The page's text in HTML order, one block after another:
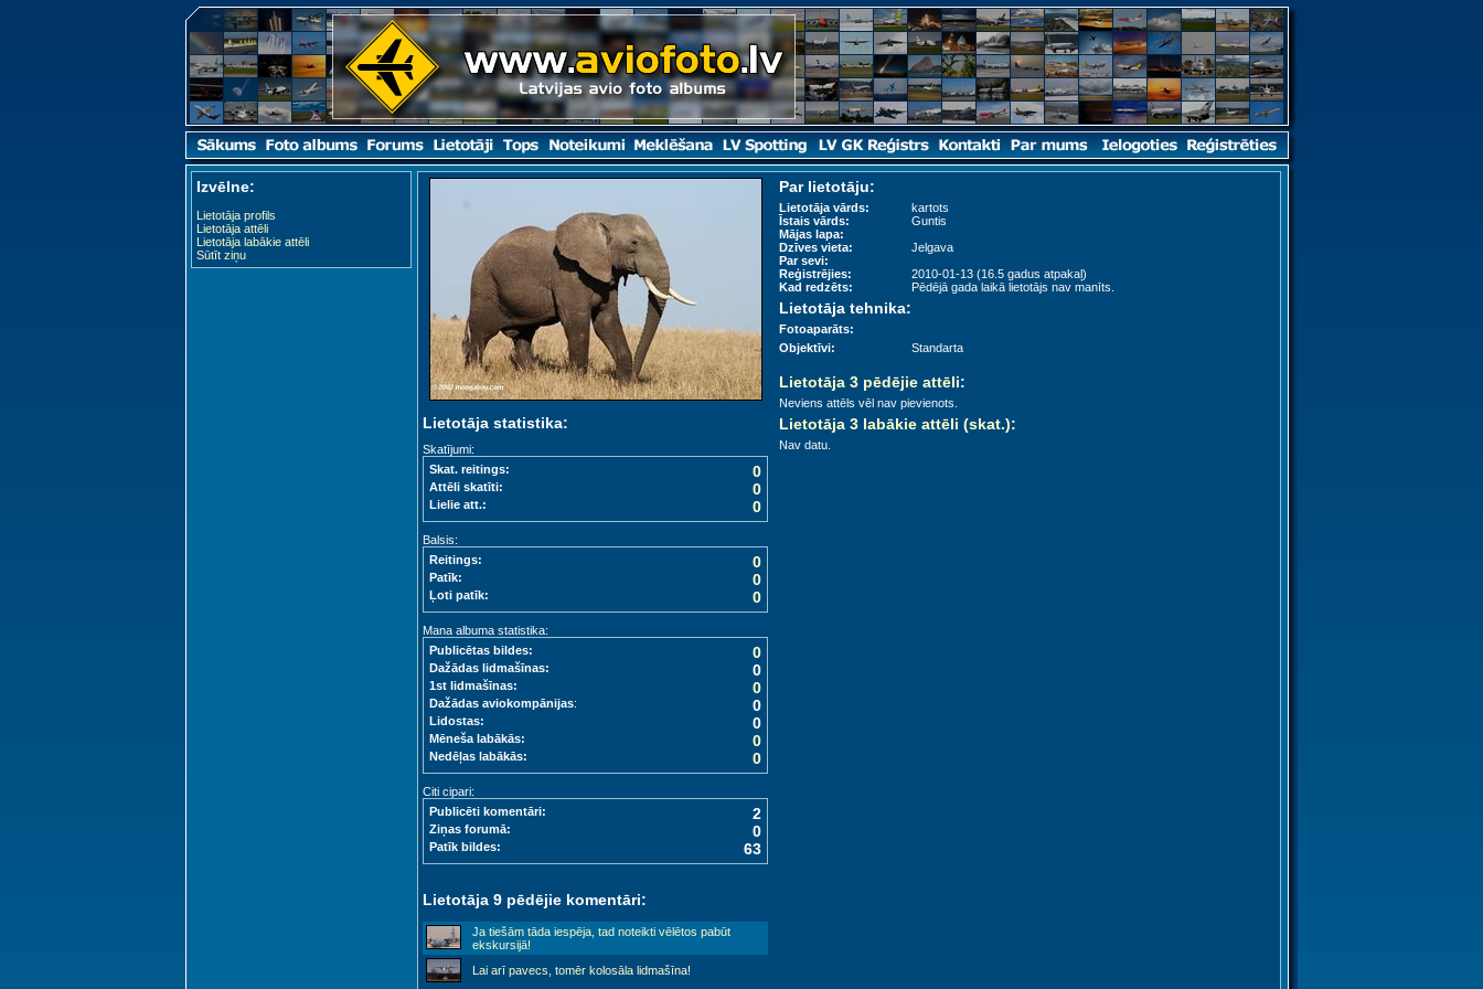
Izvēlne:
Lietotāja profils
Lietotāja attēli
Lietotāja labākie attēli
Sūtīt ziņu
Par lietotāju:
Lietotāja vārds:
kartots
Īstais vārds:
Guntis
Mājas lapa:
Dzīves vieta:
Jelgava
Par sevi:
Reģistrējies:
2010-01-13 (16.5 gadus atpakaļ)
Kad redzēts:
Pēdējā gada laikā lietotājs nav manīts.
Lietotāja tehnika:
Fotoaparāts:
Objektīvi:
Standarta
Lietotāja 3 pēdējie attēli:
Neviens attēls vēl nav pievienots.
Lietotāja 3 labākie attēli (skat.):
Nav datu.
Lietotāja statistika:
Skatījumi:
Skat. reitings:
0
Attēli skatīti: 0
Lielie att.: 0
Balsis:
Reitings:
0
Patīk: 0
Ļoti patīk: 0
Mana albuma statistika:
Publicētas bildes:
0
Dažādas lidmašīnas: 0
1st lidmašīnas: 0
Dažādas aviokompānijas: 0
Lidostas: 0
Mēneša labākās: 0
Nedēļas labākās: 0
Citi cipari:
Publicēti komentāri:
2
Ziņas forumā: 0
Patīk bildes: 63
Lietotāja 9 pēdējie komentāri:
Ja tiešām tāda iespēja, tad noteikti vēlētos pabūt
ekskursijā!
Lai arī pavecs, tomēr kolosāla lidmašīna!